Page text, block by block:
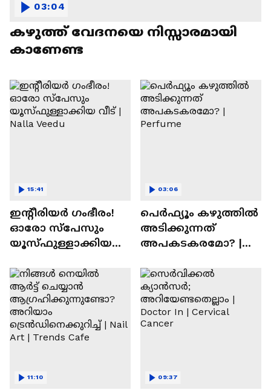
കഴുത്ത് വേദനയെ നിസ്സാരമായി
കാണേണ്ട
03:04
ഇന്റീരിയർ ഗംഭീരം!
ഓരോ സ്‌പേസും
യൂസ്ഫുള്ളാക്കിയ
15:41
പെർഫ്യൂം കഴുത്തിൽ
അടിക്കുന്നത്
അപകടകരമോ? |
03:06
11:10 09:37